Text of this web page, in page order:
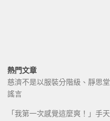
熱門文章
慈濟不是以服裝分階級、靜思
謠言
「我第一次感覺這麼爽！」手